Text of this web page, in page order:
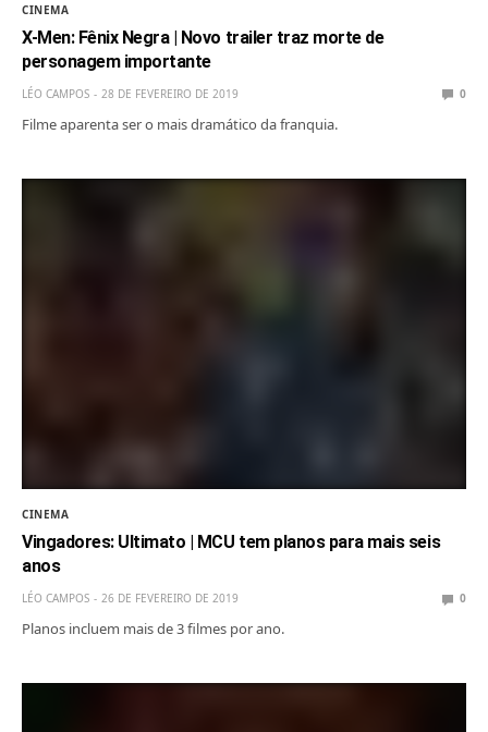
CINEMA
X-Men: Fênix Negra | Novo trailer traz morte de
personagem importante
LÉO CAMPOS 28 DE FEVEREIRO DE 2019 0
Filme aparenta ser o mais dramático da franquia.
CINEMA
Vingadores: Ultimato | MCU tem planos para mais seis
anos
LÉO CAMPOS 26 DE FEVEREIRO DE 2019 0
Planos incluem mais de 3 filmes por ano.